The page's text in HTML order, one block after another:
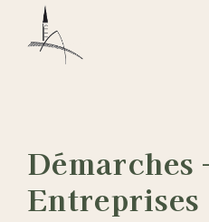
Démarches
Entreprises